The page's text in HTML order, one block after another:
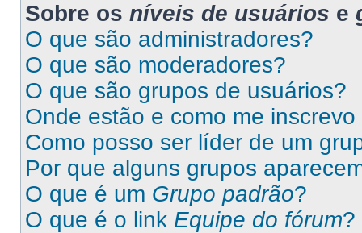
Sobre os níveis de usuários e
O que são administradores?
O que são moderadores?
O que são grupos de usuários?
Onde estão e como me
Como posso ser líder de um
Por que alguns grupos
O que é um Grupo padrão?
O que é o link Equipe do fórum?